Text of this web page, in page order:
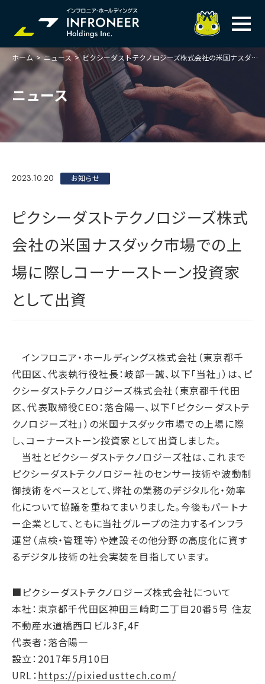
企業情報
トップメッセージ
岐べログ
事業紹介
Infroneer AtoZ
ITSUTSU-BOSHI（グループ報）
B.LEAGUE応援サイト
キャレたんと探究学習
IR情報
株主・投資家の皆様へ
業績ハイライト
決算説明会資料
IRニュースライブラリー
個人投資家の皆様へ
株主還元・配当性向
統合報告書
IRカレンダー
お問い合わせ
電子公告
サステナビリティ
トップメッセージ
価値創造プロセス
事業セグメント紹介
ビジネスモデルと競争優位性
イニシアチブへの賛同・
加盟/評価・認定
環境
気候変動
循環経済
汚染防止
自然再興
生物多様性タイムライン
水の安全保障
環境データ
社会
人権尊重
サプライチェーン・マネジメント
労働慣行
健康・安全
社会データ
ガバナンス
コーポレートガバナンス
コンプライアンス
コンプライアンスホットライン
各種ポリシー
腐敗防止ポリシー
情報セキュリティ方針
サイトポリシー
ディスクロージャーポリシー
JP / EN
用語集
ホーム > ニュース > ピクシーダストテクノロジーズ株式会社の米国ナスダック市場での上場に際しコーナーストーン投資家として出資
ニュース
2023.10.20 お知らせ
ピクシーダストテクノロジーズ株式
会社の米国ナスダック市場での上
場に際しコーナーストーン投資家
として出資
インフロニア・ホールディングス株式会社（東京都千
代田区、代表執行役社長：岐部一誠、以下「当社」）は、ピ
クシーダストテクノロジーズ株式会社（東京都千代田
区、代表取締役CEO：落合陽一、以下「ピクシーダストテ
クノロジーズ社」）の米国ナスダック市場での上場に際
し、コーナーストーン投資家として出資しました。
当社とピクシーダストテクノロジーズ社は、これまで
ピクシーダストテクノロジー社のセンサー技術や波動制
御技術をベースとして、弊社の業務のデジタル化・効率
化について協議を重ねてまいりました。今後もパートナ
ー企業として、ともに当社グループの注力するインフラ
運営（点検・管理等）や建設その他分野の高度化に資す
るデジタル技術の社会実装を目指しています。
■ピクシーダストテクノロジーズ株式会社について
本社：東京都千代田区神田三崎町二丁目20番5号 住友
不動産水道橋西口ビル3F,4F
代表者：落合陽一
設立：2017年5月10日
URL：https://pixiedusttech.com/